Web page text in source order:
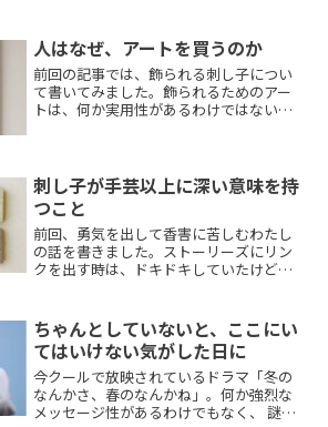
人はなぜ、アートを買うのか
前回の記事では、飾られる刺し子につい
て書いてみました。飾られるためのアー
トは、何か実用性があるわけではないの
刺し子が手芸以上に深い意味を持
つこと
前回、勇気を出して香害に苦しむわたし
の話を書きました。ストーリーズにリン
クを出す時は、ドキドキしていたけど、
ちゃんとしていないと、ここにい
てはいけない気がした日に
今クールで放映されているドラマ「冬の
なんかさ、春のなんかね」。何か強烈な
メッセージ性があるわけでもなく、 謎解